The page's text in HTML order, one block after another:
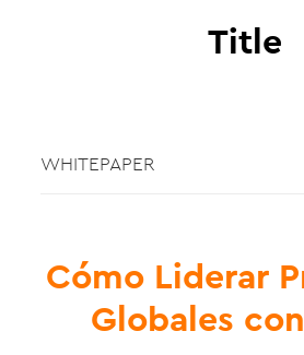
Title
WHITEPAPER
Cómo Liderar
Globales